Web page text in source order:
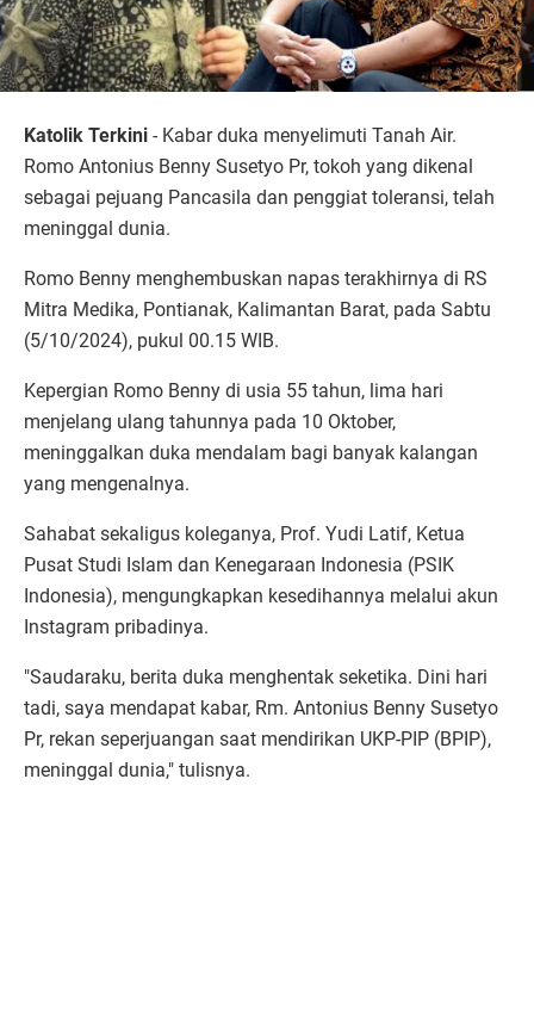
Katolik Terkini - Kabar duka menyelimuti Tanah Air.
Romo Antonius Benny Susetyo Pr, tokoh yang dikenal
sebagai pejuang Pancasila dan penggiat toleransi, telah
meninggal dunia.
Romo Benny menghembuskan napas terakhirnya di RS
Mitra Medika, Pontianak, Kalimantan Barat, pada Sabtu
(5/10/2024), pukul 00.15 WIB.
Kepergian Romo Benny di usia 55 tahun, lima hari
menjelang ulang tahunnya pada 10 Oktober,
meninggalkan duka mendalam bagi banyak kalangan
yang mengenalnya.
Sahabat sekaligus koleganya, Prof. Yudi Latif, Ketua
Pusat Studi Islam dan Kenegaraan Indonesia (PSIK
Indonesia), mengungkapkan kesedihannya melalui akun
Instagram pribadinya.
"Saudaraku, berita duka menghentak seketika. Dini hari
tadi, saya mendapat kabar, Rm. Antonius Benny Susetyo
Pr, rekan seperjuangan saat mendirikan UKP-PIP (BPIP),
meninggal dunia," tulisnya.